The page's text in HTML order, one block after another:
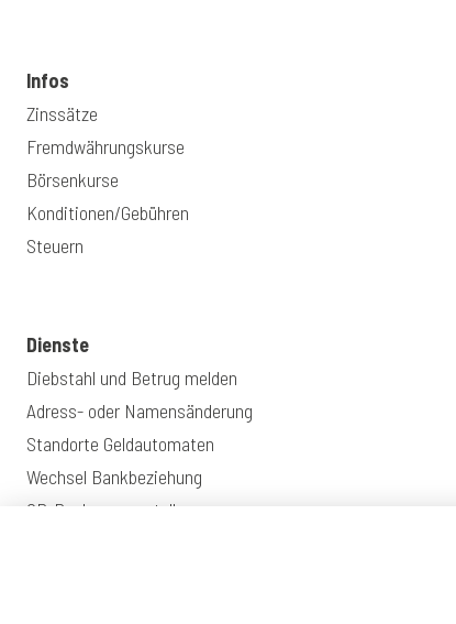
Infos
Zinssätze
Fremdwährungskurse
Börsenkurse
Konditionen/Gebühren
Steuern
Dienste
Diebstahl und Betrug melden
Adress- oder Namensänderung
Standorte Geldautomaten
Wechsel Bankbeziehung
QR-Rechnung erstellen